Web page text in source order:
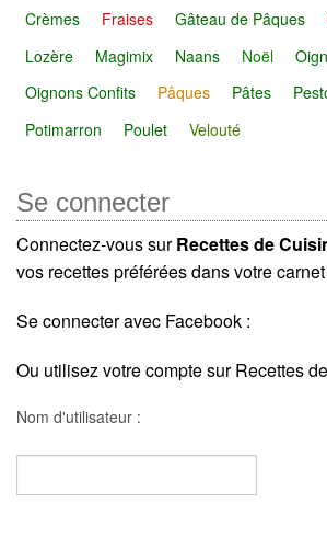
Crèmes
Fraises Gâteau de Pâques
Lozère
Magimix Naans Noël
Oignons Confits
Pâques Pâtes
Potimarron
Poulet Velouté
Se connecter
Connectez-vous surRecettes de
vos recettes préférées dans votre
Se connecter avec Facebook :
Ou utilisez votre compte sur Recettes
Nom d'utilisateur :